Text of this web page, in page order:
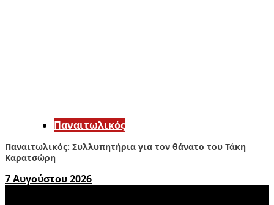
Παναιτωλικός
Παναιτωλικός: Συλλυπητήρια για τον θάνατο του Τάκη
Καρατσώρη
7 Αυγούστου 2026